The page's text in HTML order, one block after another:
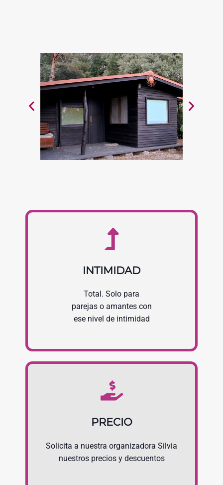
INTIMIDAD
Total. Solo para
parejas o amantes con
ese nivel de intimidad
PRECIO
Solicita a nuestra organizadora Silvia
nuestros precios y descuentos